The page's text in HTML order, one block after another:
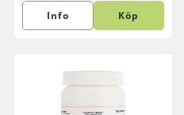
Info Köp